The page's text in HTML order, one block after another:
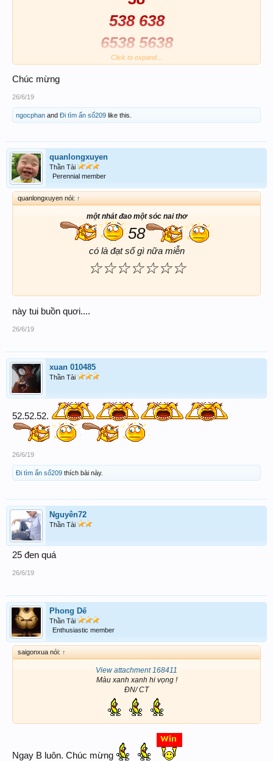
538 638
6538 5638
06 - 83 -60
60 06
3860 3806
Click to expand...
Chúc mừng
26/6/19
ngocphan and Đi tìm ẩn số209 like this.
quanlongxuyen
Thần Tài
Perennial member
quanlongxuyen nói: ↑
một nhát đao một sóc nai thơ
58
có là đạt số gì nữa miễn
☆☆☆☆☆☆☆
này tui buồn quơi....
26/6/19
xuan 010485
Thần Tài
52.52.52.
26/6/19
Đi tìm ẩn số209 thích bài này.
Nguyên72
Thần Tài
25 đen quá
26/6/19
Phong Dế
Thần Tài
Enthusiastic member
saigonxua nói: ↑
View attachment 168411
Màu xanh xanh hi vọng !
ĐN/ CT
Ngay B luôn. Chúc mừng